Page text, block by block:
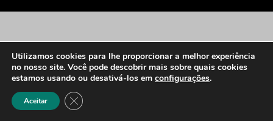
Utilizamos cookies para lhe proporcionar a melhor experiência
no nosso site. Você pode descobrir mais sobre quais cookies
estamos usando ou desativá-los em configurações.
Aceitar Close GDPR Cookie Banner